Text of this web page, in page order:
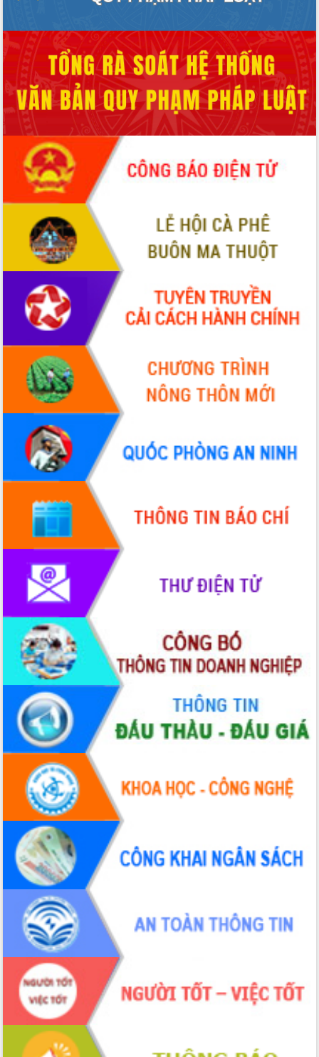
Chuyển đổi số thư viện: Mở rộng
Đánh giá, rút kinh nghiệm công tác tổ
chức diễn tập trước ngày bầu cử
Chương trình “Gặp gỡ hữu nghị –
Friendship Meeting New Year 2026”
Bầu cử Quốc hội và HĐND: Cử tri Đắk
Lắk gửi gắm niềm tin, kỳ vọng vào lá
phiếu
Đắk Lắk sẵn sàng các điều kiện cho
Ngày hội bầu cử đại biểu Quốc hội
khóa XVI và HĐND các cấp nhiệm kỳ
2026-2031
Đảm bảo cuộc bầu cử đại biểu Quốc
hội và đại biểu HĐND các cấp diễn ra
an toàn, hiệu quả, đúng quy định
Thủ tướng Chính phủ Phạm Minh Chính
kiểm tra, chỉ đạo hoàn thành các dự
án cao tốc và thăm khu tái định cư tại
Đắk Lắk
Sôi nổi Hội đua ngựa truyền thống Gò
Thì Thùng mừng Xuân Bính Ngọ 2026
Lãnh đạo tỉnh dâng hương tưởng niệm
tại Đập Đồng Cam đầu Xuân Bính Ngọ
Ngành nông nghiệp phấn đấu tăng
trưởng đạt 5,86% trong năm 2026
UBND tỉnh Đắk Lắk triển khai công tác
quốc phòng, quân sự địa phương năm
2026
Đắk Lắk tập trung toàn lực khắc phục
tồn tại IUU, sẵn sàng làm việc với
Chủ tịch UBND tỉnh Tạ Anh Tuấn thăm,
chúc mừng các bệnh viện nhân Ngày
Thầy thuốc Việt Nam
Rộn ràng lễ hội truyền thống Sông
nước Đà Nông lần thứ I năm 2026
Kỳ họp Chuyên đề lần thứ Năm, HĐND
tỉnh Đắk Lắk thông qua các nghị quyết
quan trọng
Thống nhất danh sách giới thiệu ứng
cử đại biểu Quốc hội khoá XVI và đại
biểu HĐND tỉnh Đắk Lắk, nhiệm kỳ
2026-2031
Phát động hai phong trào thi đua quan
trọng trong kỷ nguyên mới
Hội nghị lần thứ tư Ban Chỉ đạo công
tác bầu cử tỉnh Đắk Lắk
Hội nghị Báo cáo viên Trung ương
tháng 01/2026
Phó Thủ tướng Hồ Quốc Dũng đánh giá
cao kết quả Chiến dịch Quang Trung
tại Đắk Lắk
Hội nghị Ban Chấp hành Đảng bộ tỉnh
Đắk Lắk lần thứ 2 (mở rộng)
Tập trung giải phóng mặt bằng, đẩy
nhanh tiến độ Tuyến đường bộ ven
Gỡ khó, khởi công xây dựng, sửa chữa
toàn bộ nhà ở cho hộ dân đúng tiến độ
đề ra
UBND tỉnh Đắk Lắk tổng kết công tác
quốc phòng, quân sự địa phương năm
2025
Tập trung triển khai quyết liệt, đồng bộ
các giải pháp nhằm thực hiện hiệu quả
các nhiệm vụ đề ra năm 2025
Phát huy vai trò của người có uy tín